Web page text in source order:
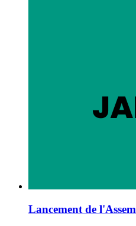
Lancement de